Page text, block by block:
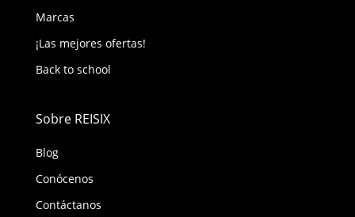
Marcas
¡Las mejores ofertas!
Back to school
Sobre REISIX
Blog
Conócenos
Contáctanos